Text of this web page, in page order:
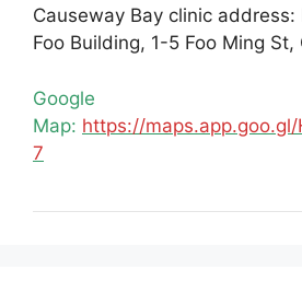
Causeway Bay clinic address:
Foo Building, 1-5 Foo Ming
Google
Map: https://maps.app.goo.gl/
7